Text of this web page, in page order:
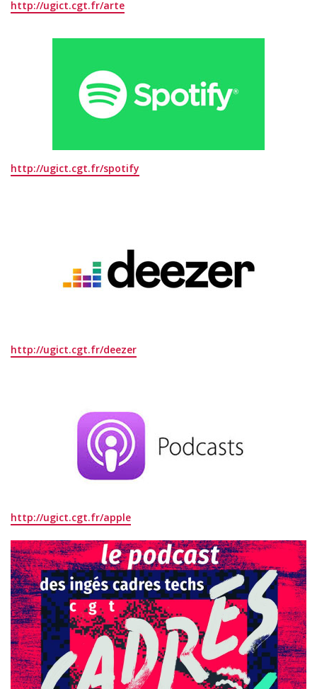
http://ugict.cgt.fr/arte
http://ugict.cgt.fr/spotify
http://ugict.cgt.fr/deezer
http://ugict.cgt.fr/apple